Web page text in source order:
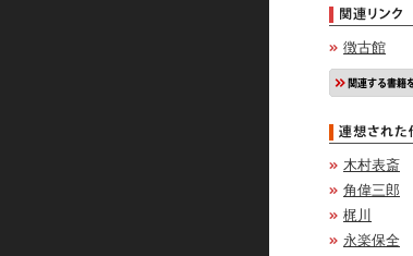
徴古館
木村表斎
角偉三郎
梶川
永楽保全